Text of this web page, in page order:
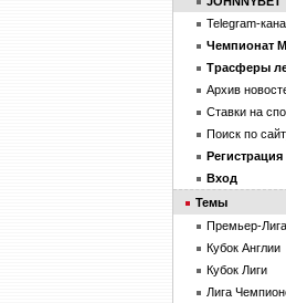
Telegram-
Чемпионат
Трасферы
Архив
Ставки на
Поиск по
Регистрация
Вход
Темы
Премьер-Лига
Кубок Англии
Кубок Лиги
Лига